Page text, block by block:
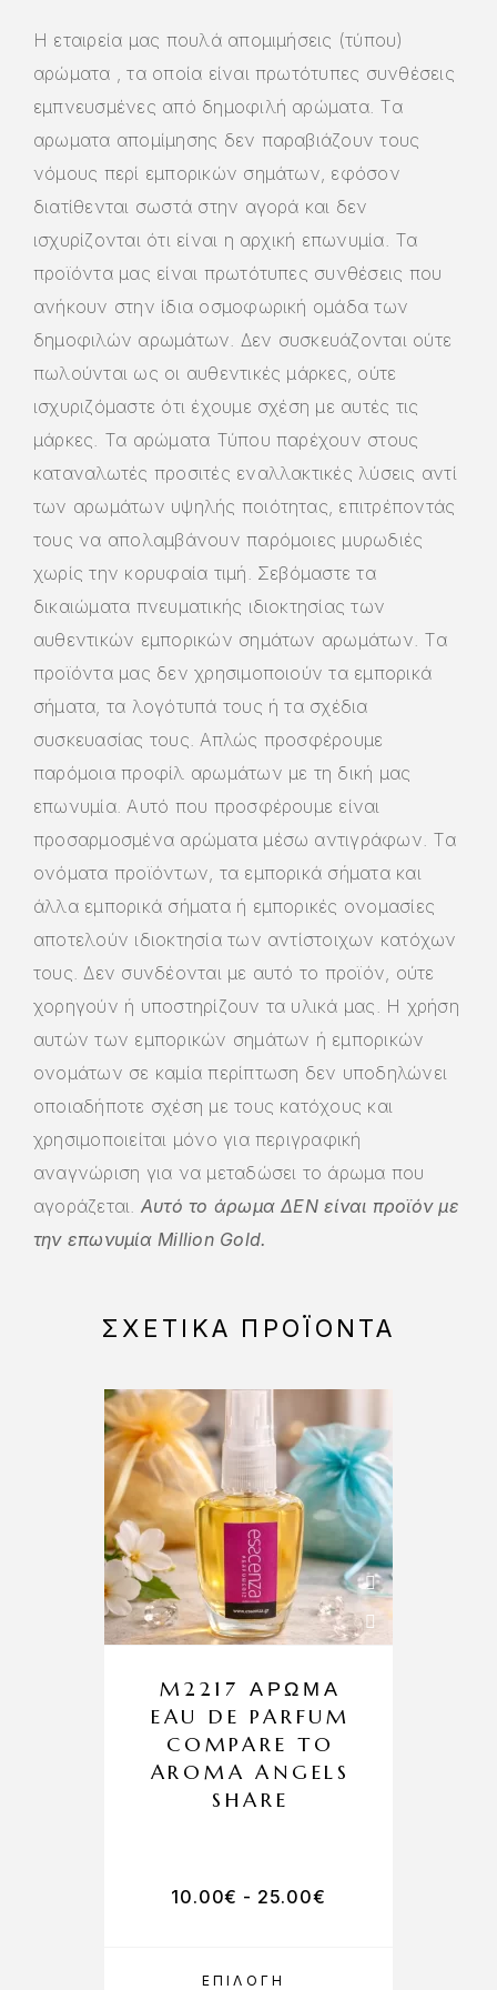
Η εταιρεία μας πουλά απομιμήσεις (τύπου)
αρώματα , τα οποία είναι πρωτότυπες συνθέσεις
εμπνευσμένες από δημοφιλή αρώματα. Τα
αρωματα απομίμησης δεν παραβιάζουν τους
νόμους περί εμπορικών σημάτων, εφόσον
διατίθενται σωστά στην αγορά και δεν
ισχυρίζονται ότι είναι η αρχική επωνυμία. Τα
προϊόντα μας είναι πρωτότυπες συνθέσεις που
ανήκουν στην ίδια οσμοφωρική ομάδα των
δημοφιλών αρωμάτων. Δεν συσκευάζονται ούτε
πωλούνται ως οι αυθεντικές μάρκες, ούτε
ισχυριζόμαστε ότι έχουμε σχέση με αυτές τις
μάρκες. Τα αρώματα Τύπου παρέχουν στους
καταναλωτές προσιτές εναλλακτικές λύσεις αντί
των αρωμάτων υψηλής ποιότητας, επιτρέποντάς
τους να απολαμβάνουν παρόμοιες μυρωδιές
χωρίς την κορυφαία τιμή. Σεβόμαστε τα
δικαιώματα πνευματικής ιδιοκτησίας των
αυθεντικών εμπορικών σημάτων αρωμάτων. Τα
προϊόντα μας δεν χρησιμοποιούν τα εμπορικά
σήματα, τα λογότυπά τους ή τα σχέδια
συσκευασίας τους. Απλώς προσφέρουμε
παρόμοια προφίλ αρωμάτων με τη δική μας
επωνυμία. Αυτό που προσφέρουμε είναι
προσαρμοσμένα αρώματα μέσω αντιγράφων. Τα
ονόματα προϊόντων, τα εμπορικά σήματα και
άλλα εμπορικά σήματα ή εμπορικές ονομασίες
αποτελούν ιδιοκτησία των αντίστοιχων κατόχων
τους. Δεν συνδέονται με αυτό το προϊόν, ούτε
χορηγούν ή υποστηρίζουν τα υλικά μας. Η χρήση
αυτών των εμπορικών σημάτων ή εμπορικών
ονομάτων σε καμία περίπτωση δεν υποδηλώνει
οποιαδήποτε σχέση με τους κατόχους και
χρησιμοποιείται μόνο για περιγραφική
αναγνώριση για να μεταδώσει το άρωμα που
αγοράζεται. Αυτό το άρωμα ΔΕΝ είναι προϊόν με
την επωνυμία Million Gold.
ΣΧΕΤΙΚΆ ΠΡΟΪΌΝΤΑ
ΕΠΙΛΟΓΉ
M2217 ΆΡΩΜΑ
EAU DE PARFUM
COMPARE TO
AROMA ANGELS
SHARE
10.00€ - 25.00€